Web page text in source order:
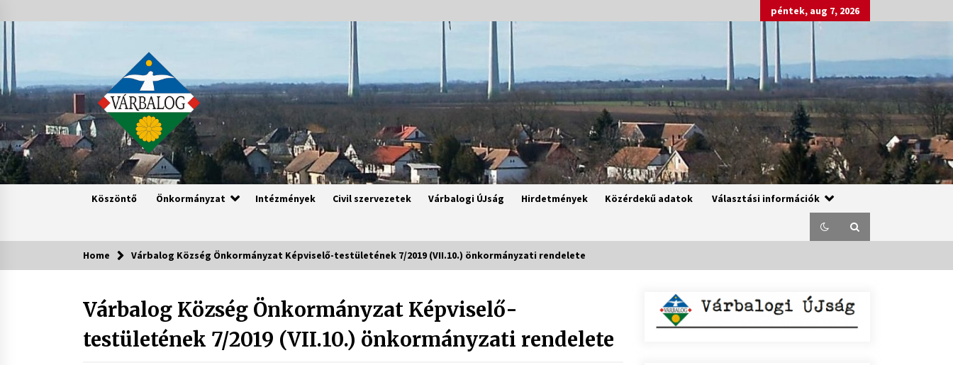
to
content
péntek, aug 7, 2026
Köszöntő Önkormányzat Intézmények Civil szervezetek Várbalogi ÚJság Hirdetmények Közérdekű adatok Választási információk
Home Várbalog Község Önkormányzat Képviselő-testületének 7/2019 (VII.10.) önkormányzati rendelete
Várbalog Község Önkormányzat Képviselő-
testületének 7/2019 (VII.10.) önkormányzati rendelete